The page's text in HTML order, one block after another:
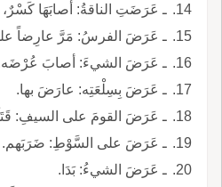
ـ عَرَضَتِ الناقةُ: أصابَهَا كَسْرٌ، كعَرِضَ.
ـ عَرَضَ الفرسُ: مَرَّ عارِضاً على جَنْبٍ واحدٍ.
ـ عَرَضَ الشيءَ: أصابَ عُرْضَه.
ـ عَرَضَ بِسِلْعَتِه: عارَضَ بها.
ـ عَرَضَ القومَ على السيفِ: قَتَلَهم.
ـ عَرَضَ على السَّوْطِ: ضَرَبَهم.
ـ عَرَضَ الشيءُ: بَدَا.